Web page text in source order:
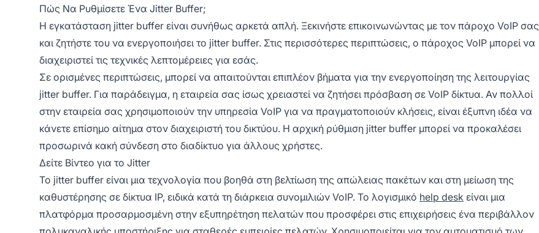
Πώς Να Ρυθμίσετε Ένα Jitter Buffer;
Η εγκατάσταση jitter buffer είναι συνήθως αρκετά απλή. Ξεκινήστε επικοινωνώντας με τον πάροχο VoIP σας
και ζητήστε του να ενεργοποιήσει το jitter buffer. Στις περισσότερες περιπτώσεις, ο πάροχος VoIP μπορεί να
διαχειριστεί τις τεχνικές λεπτομέρειες για εσάς.
Σε ορισμένες περιπτώσεις, μπορεί να απαιτούνται επιπλέον βήματα για την ενεργοποίηση της λειτουργίας
jitter buffer. Για παράδειγμα, η εταιρεία σας ίσως χρειαστεί να ζητήσει πρόσβαση σε VoIP δίκτυα. Αν πολλοί
στην εταιρεία σας χρησιμοποιούν την υπηρεσία VoIP για να πραγματοποιούν κλήσεις, είναι έξυπνη ιδέα να
κάνετε επίσημο αίτημα στον διαχειριστή του δικτύου. Η αρχική ρύθμιση jitter buffer μπορεί να προκαλέσει
προσωρινά κακή σύνδεση στο διαδίκτυο για άλλους χρήστες.
Δείτε Βίντεο για το Jitter
Το jitter buffer είναι μια τεχνολογία που βοηθά στη βελτίωση της απώλειας πακέτων και στη μείωση της
καθυστέρησης σε δίκτυα IP, ειδικά κατά τη διάρκεια συνομιλιών VoIP. Το λογισμικό help desk είναι μια
πλατφόρμα προσαρμοσμένη στην εξυπηρέτηση πελατών που προσφέρει στις επιχειρήσεις ένα περιβάλλον